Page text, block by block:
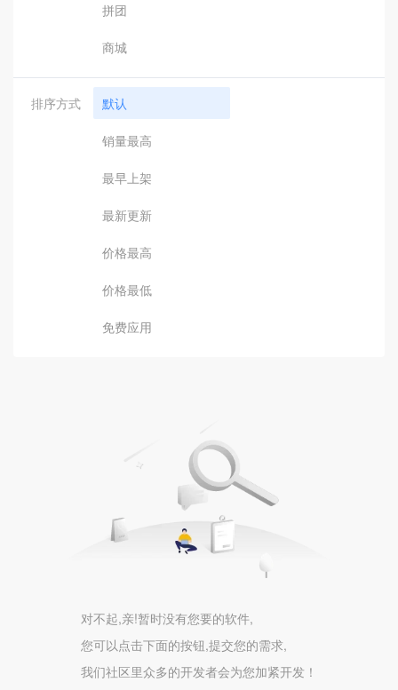
拼团
商城
排序方式 默认
销量最高
最早上架
最新更新
价格最高
价格最低
免费应用
对不起,亲!暂时没有您要的软件,
您可以点击下面的按钮,提交您的需求,
我们社区里众多的开发者会为您加紧开发！